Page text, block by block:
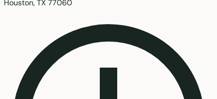
Houston, TX 77060